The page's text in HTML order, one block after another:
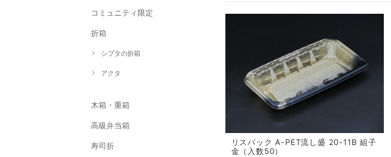
コミュニティ限定
折箱
シブタの折箱
アクタ
木箱・重箱
高級弁当箱
寿司折
リスパック A-PET流し盛 20-11B 組子
金（入数50）